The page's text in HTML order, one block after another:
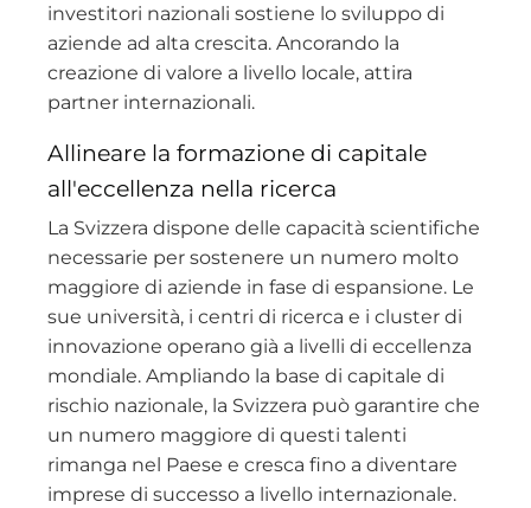
investitori nazionali sostiene lo sviluppo di
aziende ad alta crescita. Ancorando la
creazione di valore a livello locale, attira
partner internazionali.
Allineare la formazione di capitale
all'eccellenza nella ricerca
La Svizzera dispone delle capacità scientifiche
necessarie per sostenere un numero molto
maggiore di aziende in fase di espansione. Le
sue università, i centri di ricerca e i cluster di
innovazione operano già a livelli di eccellenza
mondiale. Ampliando la base di capitale di
rischio nazionale, la Svizzera può garantire che
un numero maggiore di questi talenti
rimanga nel Paese e cresca fino a diventare
imprese di successo a livello internazionale.